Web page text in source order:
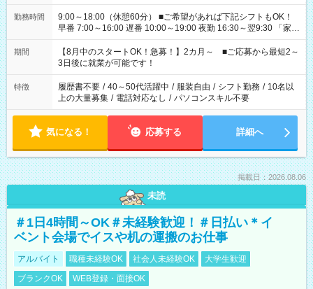
勤務時間
9:00～18:00（休憩60分） ■ご希望があれば下記シフトもOK！
早番 7:00～16:00 遅番 10:00～19:00 夜勤 16:30～翌9:30 「家族
と休みを合わせたい」 「余裕を持って夕飯の準備がしたい」
「できれば残業はしたくない」 など、ご希望を教えてください
ね。 ※Wワーク希望の方へ 今ご覧のお仕事で希望する勤務時間
と、もう1つのお仕事の勤務時間。 合計で週40時間を超える場
合は応募できません。
期間
【8月中のスタートOK！急募！】2カ月～ ■ご応募から最短2～
3日後に就業が可能です！
特徴 履歴書不要 / 40～50代活躍中 / 服装自由 / シフト勤務 / 10名以
上の大量募集 / 電話対応なし / パソコンスキル不要
気になる！ 応募する 詳細へ
掲載日：2026.08.06
未読
＃1日4時間～OK＃未経験歓迎！＃日払い＊イ
ベント会場でイスや机の運搬のお仕事
アルバイト 職種未経験OK 社会人未経験OK
大学生歓迎
ブランクOK
WEB登録・面接OK